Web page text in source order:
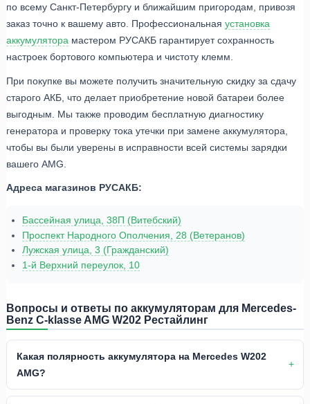
по всему Санкт-Петербургу и ближайшим пригородам, привозя
заказ точно к вашему авто. Профессиональная установка
аккумулятора мастером РУСАКБ гарантирует сохранность
настроек бортового компьютера и чистоту клемм.
При покупке вы можете получить значительную скидку за сдачу
старого АКБ, что делает приобретение новой батареи более
выгодным. Мы также проводим бесплатную диагностику
генератора и проверку тока утечки при замене аккумулятора,
чтобы вы были уверены в исправности всей системы зарядки
вашего AMG.
Адреса магазинов РУСАКБ:
Бассейная улица, 38П (Витебский)
Проспект Народного Ополчения, 28 (Ветеранов)
Лужская улица, 3 (Гражданский)
1-й Верхний переулок, 10
Вопросы и ответы по аккумуляторам для Mercedes-
Benz C-klasse AMG W202 Рестайлинг
Какая полярность аккумулятора на Mercedes W202
AMG?